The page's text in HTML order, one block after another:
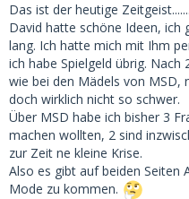
Das ist der heutige
David hatte schöne Ideen, ich
lang. Ich hatte mich mit Ihm
ich habe Spielgeld übrig.
wie bei den Mädels von MSD,
doch wirklich nicht so schwer.
Über MSD habe ich bisher 3
machen wollten, 2 sind
zur Zeit ne kleine Krise.
Also es gibt auf beiden Seiten
Mode zu kommen.